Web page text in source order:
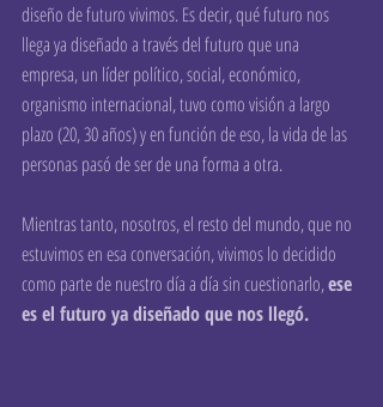
diseño de futuro vivimos. Es decir, qué futuro nos
llega ya diseñado a través del futuro que una
empresa, un líder político, social, económico,
organismo internacional, tuvo como visión a largo
plazo (20, 30 años) y en función de eso, la vida de las
personas pasó de ser de una forma a otra.
Mientras tanto, nosotros, el resto del mundo, que no
estuvimos en esa conversación, vivimos lo decidido
como parte de nuestro día a día sin cuestionarlo, ese
es el futuro ya diseñado que nos llegó.